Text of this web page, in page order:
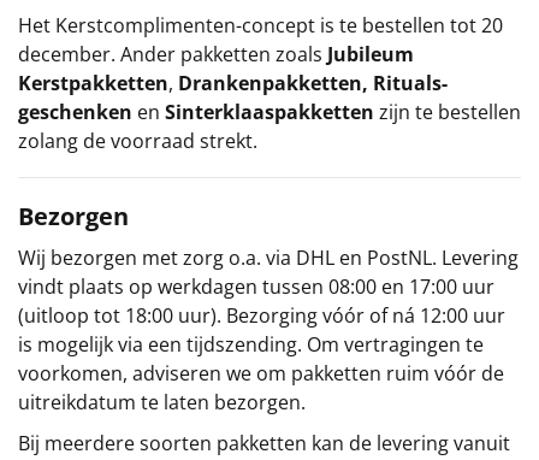
Het Kerstcomplimenten-concept is te bestellen tot 20
december. Ander pakketten zoals Jubileum
Kerstpakketten, Drankenpakketten, Rituals-
geschenken en Sinterklaaspakketten zijn te bestellen
zolang de voorraad strekt.
Bezorgen
Wij bezorgen met zorg o.a. via DHL en PostNL. Levering
vindt plaats op werkdagen tussen 08:00 en 17:00 uur
(uitloop tot 18:00 uur). Bezorging vóór of ná 12:00 uur
is mogelijk via een tijdszending. Om vertragingen te
voorkomen, adviseren we om pakketten ruim vóór de
uitreikdatum te laten bezorgen.
Bij meerdere soorten pakketten kan de levering vanuit